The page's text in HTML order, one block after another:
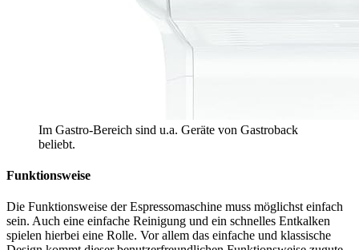
Im Gastro-Bereich sind u.a. Geräte von Gastroback
beliebt.
Funktionsweise
Die Funktionsweise der Espressomaschine muss möglichst einfach
sein. Auch eine einfache Reinigung und ein schnelles Entkalken
spielen hierbei eine Rolle. Vor allem das einfache und klassische